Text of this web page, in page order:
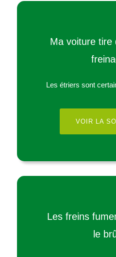
Ma voiture tire
Les étriers sont
VOIR LA
Les freins
le